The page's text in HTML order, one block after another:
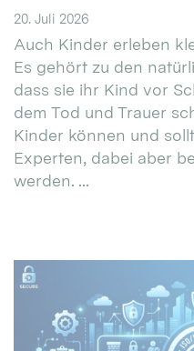
20. Juli 2026
Auch Kinder erleben
Es gehört zu den
dass sie ihr Kind vor
dem Tod und Trauer
Kinder können und
Experten, dabei aber
werden. ...